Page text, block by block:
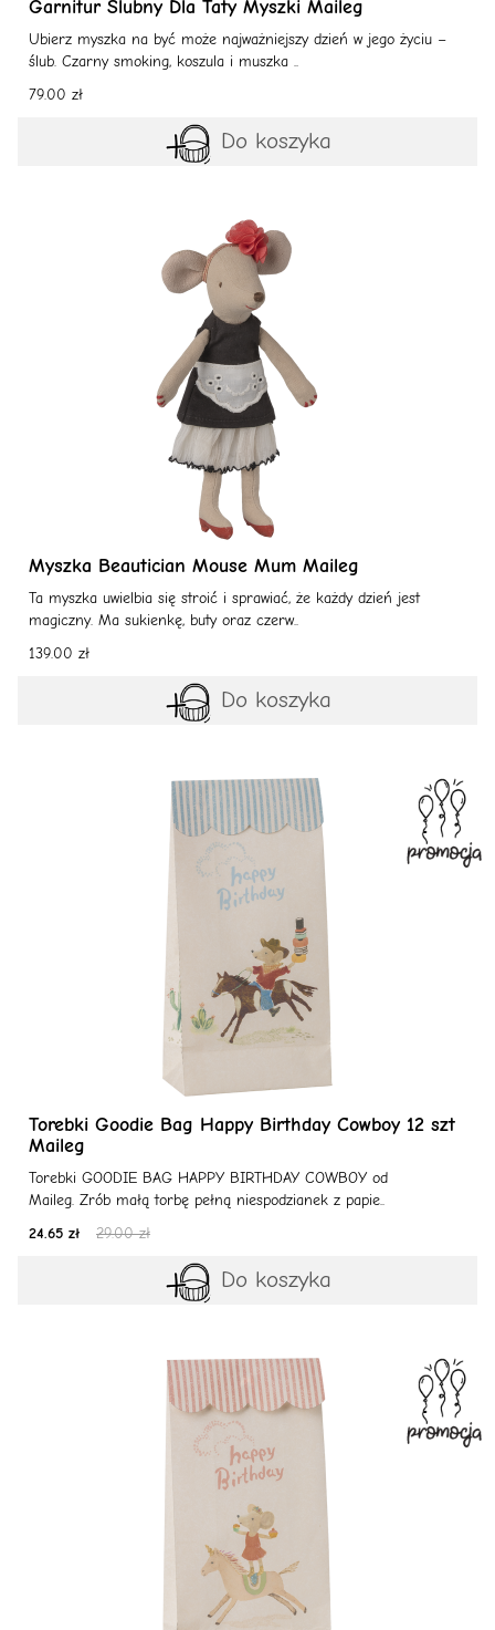
Garnitur Ślubny Dla Taty Myszki Maileg
Ubierz myszka na być może najważniejszy dzień w jego życiu –
ślub. Czarny smoking, koszula i muszka ..
79.00 zł
Do koszyka
Myszka Beautician Mouse Mum Maileg
Ta myszka uwielbia się stroić i sprawiać, że każdy dzień jest
magiczny. Ma sukienkę, buty oraz czerw..
139.00 zł
Do koszyka
Torebki Goodie Bag Happy Birthday Cowboy 12 szt
Maileg
Torebki GOODIE BAG HAPPY BIRTHDAY COWBOY od
Maileg. Zrób małą torbę pełną niespodzianek z papie..
24.65 zł
29.00 zł
Do koszyka